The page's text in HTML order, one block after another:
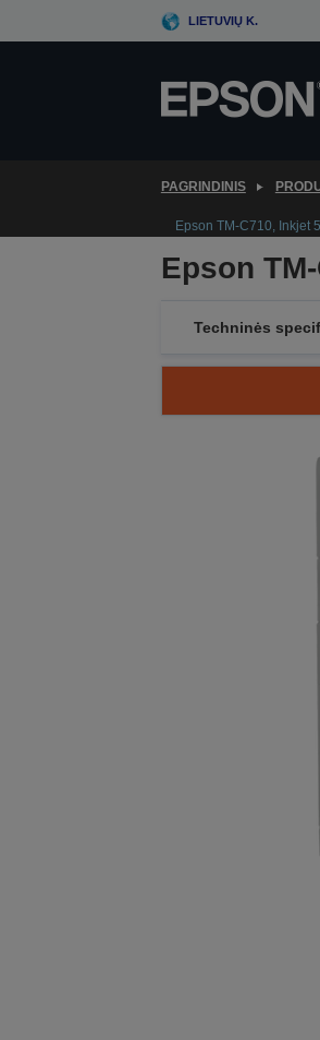
to
LIETUVIŲ K.
PAGRINDINIS
Epson TM-C710, Inkjet
Epson
Techninės